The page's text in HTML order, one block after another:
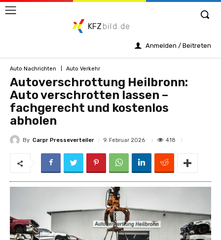
KFZ bild.de
Anmelden / Beitreten
Auto Nachrichten Auto Verkehr
Autoverschrottung Heilbronn:
Auto verschrotten lassen –
fachgerecht und kostenlos
abholen
By Carpr Presseverteiler 9. Februar 2026 418